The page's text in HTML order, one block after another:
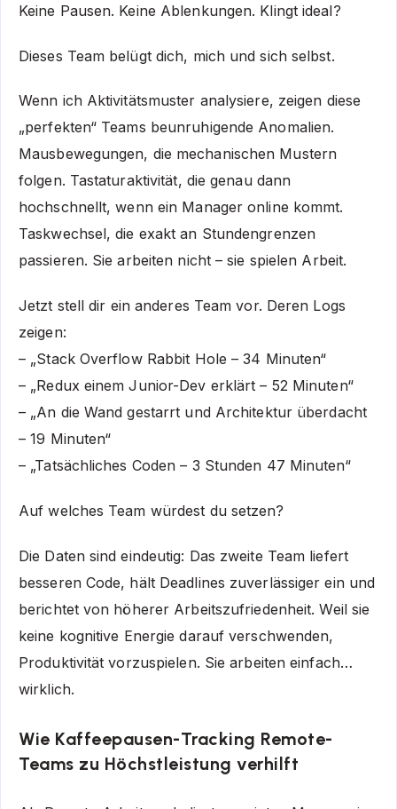
Keine Pausen. Keine Ablenkungen. Klingt ideal?
Dieses Team belügt dich, mich und sich selbst.
Wenn ich Aktivitätsmuster analysiere, zeigen diese
„perfekten“ Teams beunruhigende Anomalien.
Mausbewegungen, die mechanischen Mustern
folgen. Tastaturaktivität, die genau dann
hochschnellt, wenn ein Manager online kommt.
Taskwechsel, die exakt an Stundengrenzen
passieren. Sie arbeiten nicht – sie spielen Arbeit.
Jetzt stell dir ein anderes Team vor. Deren Logs
zeigen:
– „Stack Overflow Rabbit Hole – 34 Minuten“
– „Redux einem Junior-Dev erklärt – 52 Minuten“
– „An die Wand gestarrt und Architektur überdacht
– 19 Minuten“
– „Tatsächliches Coden – 3 Stunden 47 Minuten“
Auf welches Team würdest du setzen?
Die Daten sind eindeutig: Das zweite Team liefert
besseren Code, hält Deadlines zuverlässiger ein und
berichtet von höherer Arbeitszufriedenheit. Weil sie
keine kognitive Energie darauf verschwenden,
Produktivität vorzuspielen. Sie arbeiten einfach…
wirklich.
Wie Kaffeepausen-Tracking Remote-
Teams zu Höchstleistung verhilft